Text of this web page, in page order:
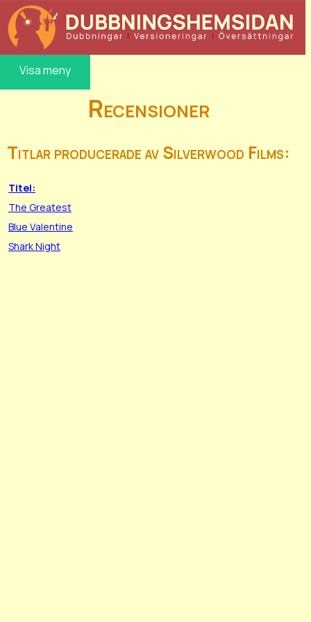
Visa meny
Recensioner
Titlar producerade av Silverwood Films:
Titel:
The Greatest
Blue Valentine
Shark Night